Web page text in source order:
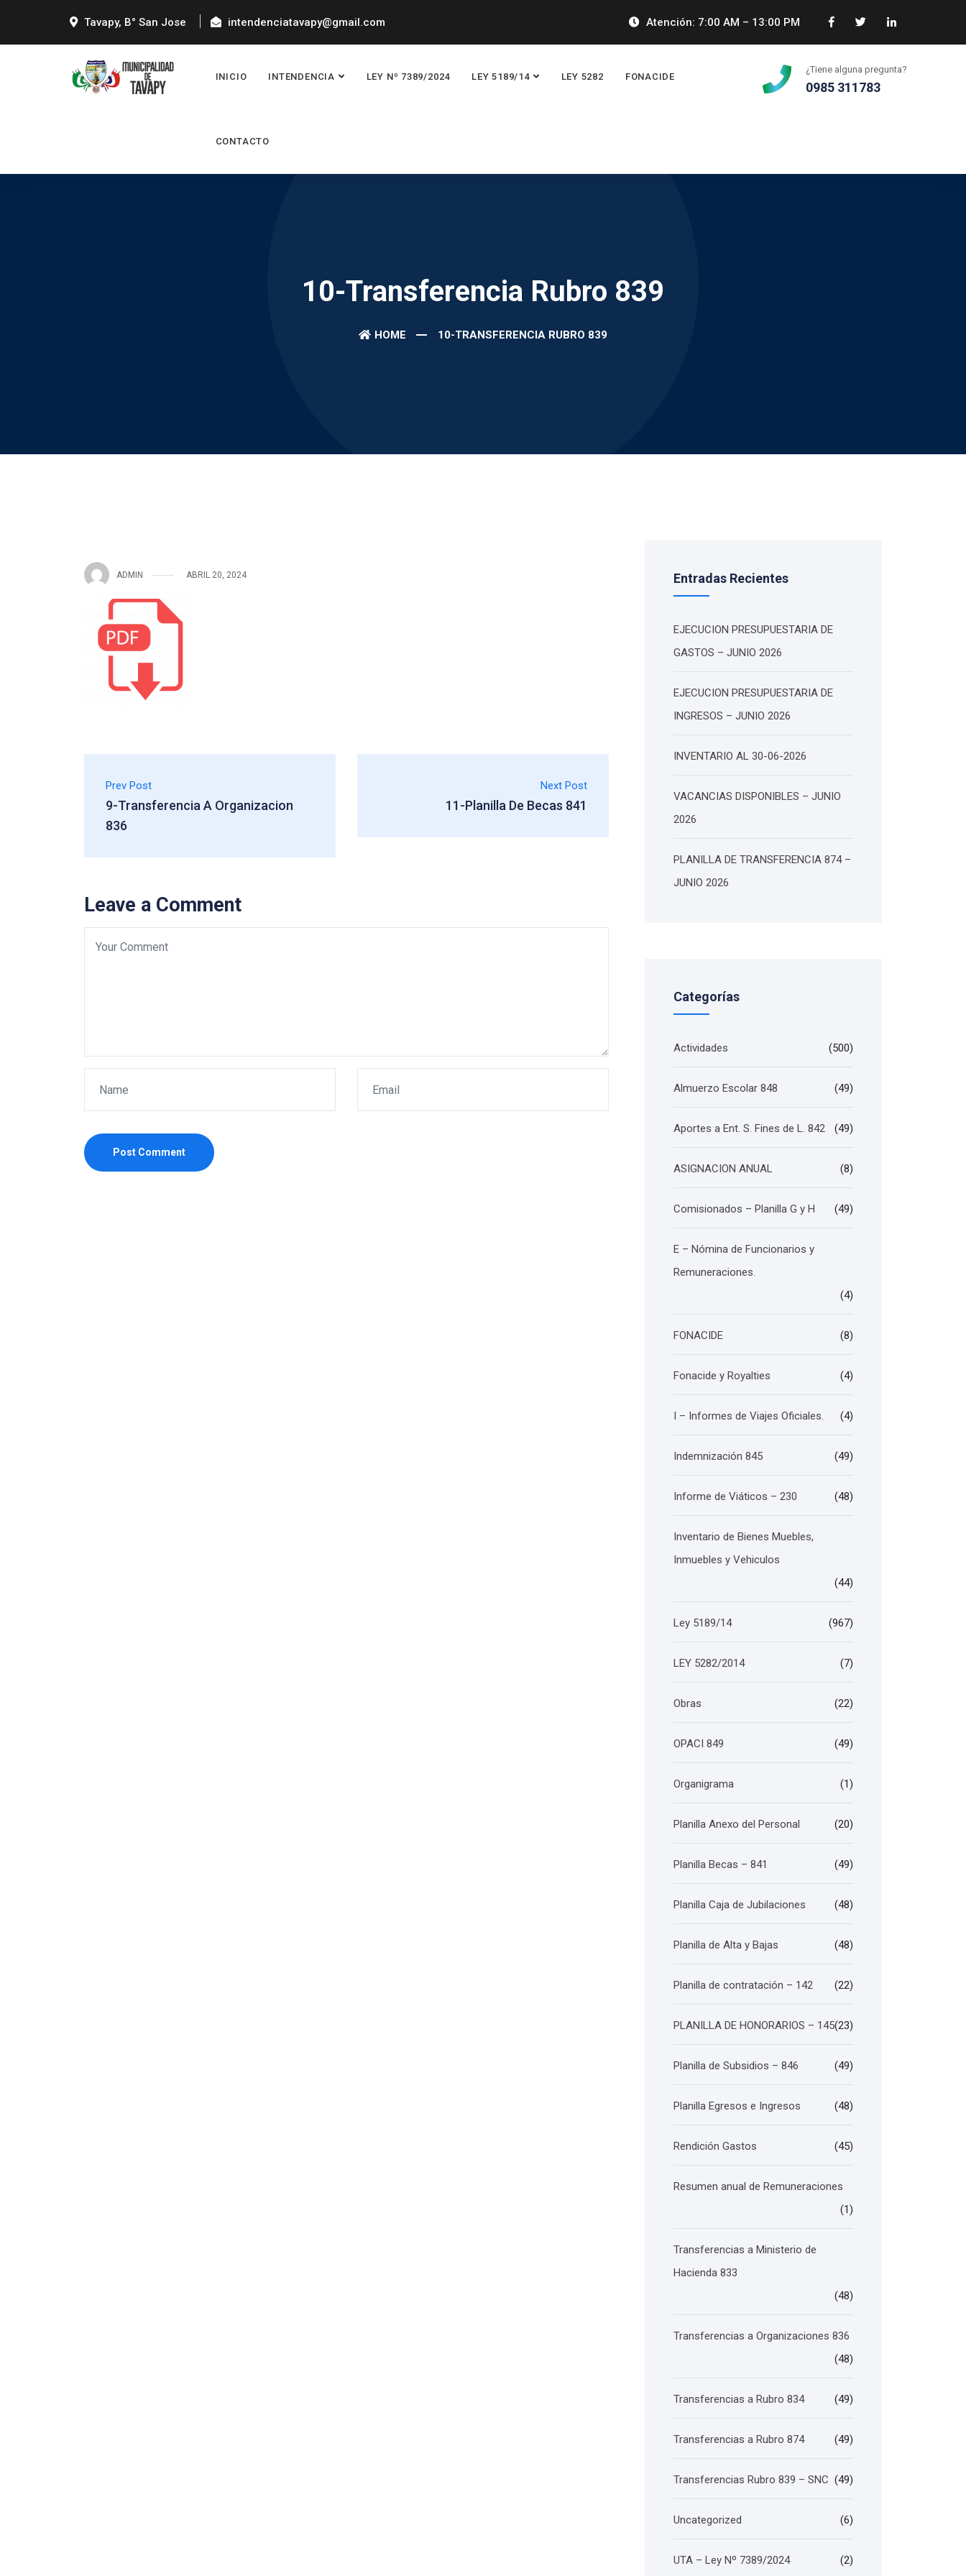
Tavapy, B° San Jose intendenciatavapy@gmail.com Atención: 7:00 AM – 13:00 PM
¿Tiene alguna pregunta?
0985 311783
INICIO INTENDENCIA LEY Nº 7389/2024 LEY 5189/14 LEY 5282 FONACIDE
CONTACTO
10-Transferencia Rubro 839
HOME 10-TRANSFERENCIA RUBRO 839
ADMIN ABRIL 20, 2024
Prev Post
9-Transferencia A Organizacion
836
Next Post
11-Planilla De Becas 841
Leave a Comment
Post Comment
Entradas Recientes
EJECUCION PRESUPUESTARIA DE
GASTOS – JUNIO 2026
EJECUCION PRESUPUESTARIA DE
INGRESOS – JUNIO 2026
INVENTARIO AL 30-06-2026
VACANCIAS DISPONIBLES – JUNIO
2026
PLANILLA DE TRANSFERENCIA 874 –
JUNIO 2026
Categorías
Actividades (500)
Almuerzo Escolar 848 (49)
Aportes a Ent. S. Fines de L. 842 (49)
ASIGNACION ANUAL (8)
Comisionados – Planilla G y H (49)
E – Nómina de Funcionarios y
Remuneraciones.
(4)
FONACIDE (8)
Fonacide y Royalties (4)
I – Informes de Viajes Oficiales. (4)
Indemnización 845 (49)
Informe de Viáticos – 230 (48)
Inventario de Bienes Muebles,
Inmuebles y Vehiculos
(44)
Ley 5189/14 (967)
LEY 5282/2014 (7)
Obras (22)
OPACI 849 (49)
Organigrama (1)
Planilla Anexo del Personal (20)
Planilla Becas – 841 (49)
Planilla Caja de Jubilaciones (48)
Planilla de Alta y Bajas (48)
Planilla de contratación – 142 (22)
PLANILLA DE HONORARIOS – 145(23)
Planilla de Subsidios – 846 (49)
Planilla Egresos e Ingresos (48)
Rendición Gastos (45)
Resumen anual de Remuneraciones
(1)
Transferencias a Ministerio de
Hacienda 833
(48)
Transferencias a Organizaciones 836
(48)
Transferencias a Rubro 834 (49)
Transferencias a Rubro 874 (49)
Transferencias Rubro 839 – SNC (49)
Uncategorized (6)
UTA – Ley Nº 7389/2024 (2)